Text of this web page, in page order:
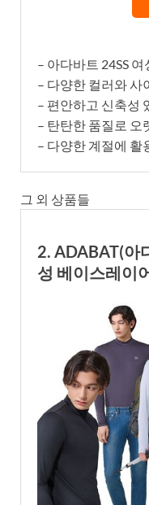
– 아다바트 24SS
– 다양한 컬러와 사
– 편안하고 신축성
– 탄탄한 품질로 오
– 다양한 계절에 활
그 외 상품들
2. ADABAT(아
성 베이스레이